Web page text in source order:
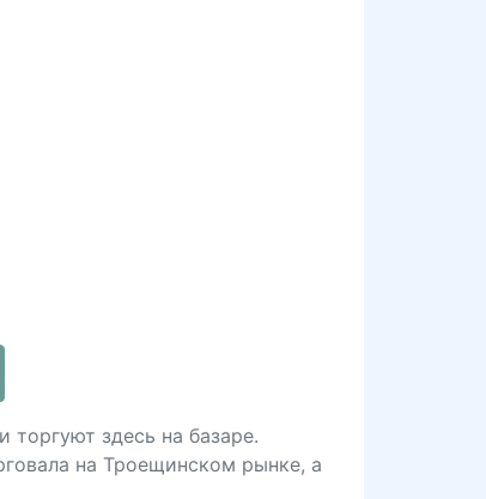
здесь на базаре.
на Троещинском рынке, а